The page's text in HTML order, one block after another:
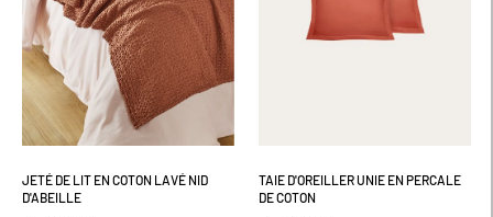
JETÉ DE LIT EN COTON LAVÉ NID
D'ABEILLE
TAIE D'OREILLER UNIE EN PERCALE
DE COTON